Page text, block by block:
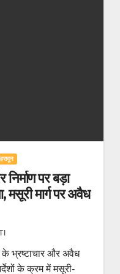
पर बड़ा
मार्ग पर अवैध
के भ्रष्टाचार और अवैध
के क्रम में मसूरी-